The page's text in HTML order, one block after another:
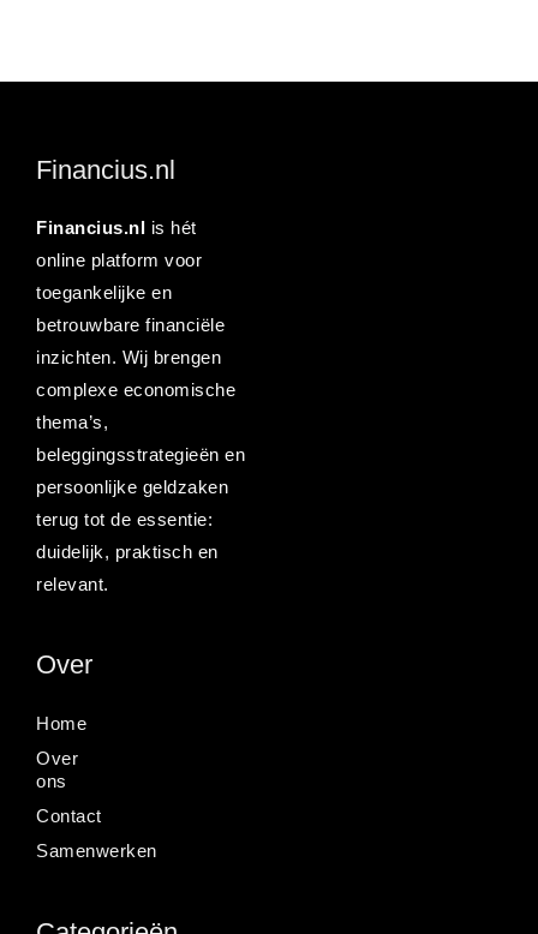
Financius.nl
Financius.nl is hét
online platform voor
toegankelijke en
betrouwbare financiële
inzichten. Wij brengen
complexe economische
thema’s,
beleggingsstrategieën en
persoonlijke geldzaken
terug tot de essentie:
duidelijk, praktisch en
relevant.
Over
Home
Over
ons
Contact
Samenwerken